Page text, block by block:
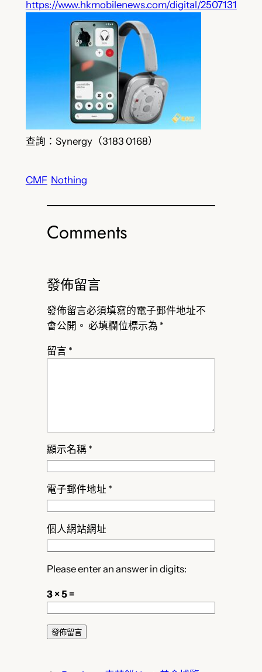
https://www.hkmobilenews.com/digital/2507131
查詢：Synergy（3183 0168）
CMF Nothing
Comments
發佈留言
發佈留言必須填寫的電子郵件地址不
會公開。 必填欄位標示為 *
留言 *
顯示名稱 *
電子郵件地址 *
個人網站網址
Please enter an answer in digits:
3 × 5 =